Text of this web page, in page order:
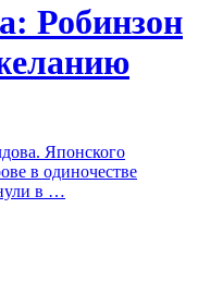
Робинзон
Японского
в одиночестве
в …